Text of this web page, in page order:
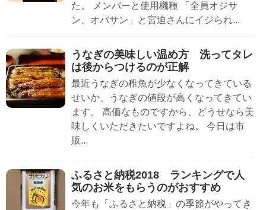
た。 メンバーと使用機種 「全員オジサ
ン、オバサン」と宮迫さんにイジられ...
うなぎの美味しい温め方 洗ってタレ
は後からつけるのが正解
最近うなぎの稚魚が少なくなってきている
せいか、うなぎの値段が高くなってきてい
ます。 高価なものですから、どうせなら美
味しくいただきたいですよね。 今日は市
販...
ふるさと納税2018 ランキングで人
気のお米をもらうのがおすすめ
今年も「ふるさと納税」の季節がやってき